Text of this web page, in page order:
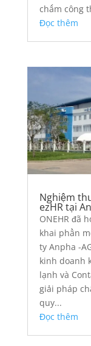
chấm công
Đọc thêm
Nghiệm
ezHR tại
ONEHR đã
khai phần
ty Anpha -
kinh doanh
lạnh và
giải pháp
quy...
Đọc thêm